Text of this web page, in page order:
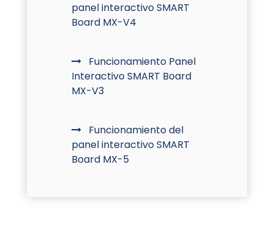
panel interactivo SMART
Board MX-V4
Funcionamiento Panel
Interactivo SMART Board
MX-V3
Funcionamiento del
panel interactivo SMART
Board MX-5